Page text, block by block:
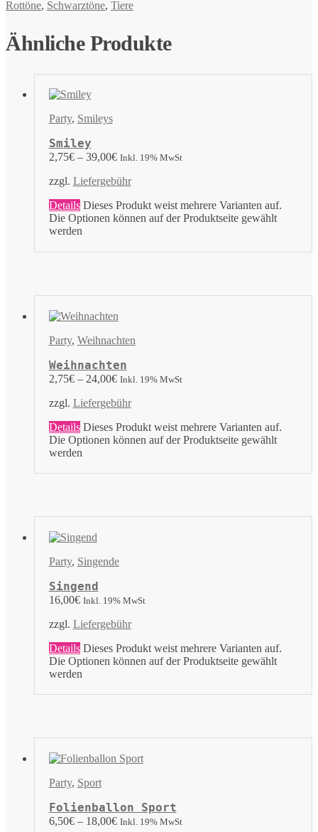
Rottöne, Schwarztöne, Tiere
Ähnliche Produkte
Party, Smileys
Smiley
2,75€– 39,00€ Inkl. 19% MwSt
zzgl. Liefergebühr
Details Dieses Produkt weist mehrere Varianten auf.
Die Optionen können auf der Produktseite gewählt
werden
Party, Weihnachten
Weihnachten
2,75€– 24,00€ Inkl. 19% MwSt
zzgl. Liefergebühr
Details Dieses Produkt weist mehrere Varianten auf.
Die Optionen können auf der Produktseite gewählt
werden
Party, Singende
Singend
16,00€ Inkl. 19% MwSt
zzgl. Liefergebühr
Details Dieses Produkt weist mehrere Varianten auf.
Die Optionen können auf der Produktseite gewählt
werden
Party, Sport
Folienballon Sport
6,50€– 18,00€ Inkl. 19% MwSt